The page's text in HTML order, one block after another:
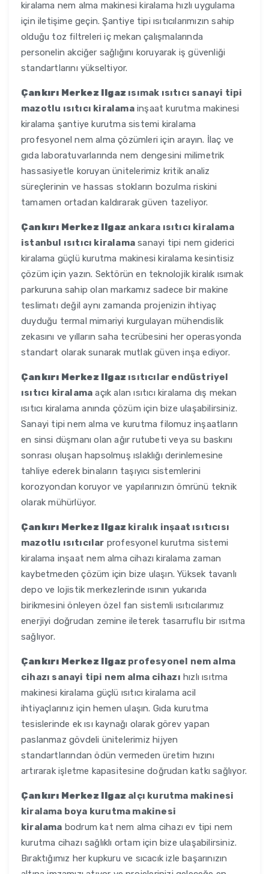
kiralama nem alma makinesi kiralama hızlı uygulama
için iletişime geçin. Şantiye tipi ısıtıcılarımızın sahip
olduğu toz filtreleri iç mekan çalışmalarında
personelin akciğer sağlığını koruyarak iş güvenliği
standartlarını yükseltiyor.
Çankırı Merkez Ilgaz ısımak ısıtıcı sanayi tipi
mazotlu ısıtıcı kiralamainşaat kurutma makinesi
kiralama şantiye kurutma sistemi kiralama
profesyonel nem alma çözümleri için arayın. İlaç ve
gıda laboratuvarlarında nem dengesini milimetrik
hassasiyetle koruyan ünitelerimiz kritik analiz
süreçlerinin ve hassas stokların bozulma riskini
tamamen ortadan kaldırarak güven tazeliyor.
Çankırı Merkez Ilgaz ankara ısıtıcı kiralama
istanbul ısıtıcı kiralama sanayi tipi nem giderici
kiralama güçlü kurutma makinesi kiralama kesintisiz
çözüm için yazın. Sektörün en teknolojik kiralık ısımak
parkuruna sahip olan markamız sadece bir makine
teslimatı değil aynı zamanda projenizin ihtiyaç
duyduğu termal mimariyi kurgulayan mühendislik
zekasını ve yılların saha tecrübesini her operasyonda
standart olarak sunarak mutlak güven inşa ediyor.
Çankırı Merkez Ilgaz ısıtıcılar endüstriyel
ısıtıcı kiralama açık alan ısıtıcı kiralama dış mekan
ısıtıcı kiralama anında çözüm için bize ulaşabilirsiniz.
Sanayi tipi nem alma ve kurutma filomuz inşaatların
en sinsi düşmanı olan ağır rutubeti veya su baskını
sonrası oluşan hapsolmuş ıslaklığı derinlemesine
tahliye ederek binaların taşıyıcı sistemlerini
korozyondan koruyor ve yapılarınızın ömrünü teknik
olarak mühürlüyor.
Çankırı Merkez Ilgaz kiralık inşaat ısıtıcısı
mazotlu ısıtıcılar profesyonel kurutma sistemi
kiralama inşaat nem alma cihazı kiralama zaman
kaybetmeden çözüm için bize ulaşın. Yüksek tavanlı
depo ve lojistik merkezlerinde ısının yukarıda
birikmesini önleyen özel fan sistemli ısıtıcılarımız
enerjiyi doğrudan zemine ileterek tasarruflu bir ısıtma
sağlıyor.
Çankırı Merkez Ilgaz profesyonel nem alma
cihazı sanayi tipi nem alma cihazı hızlı ısıtma
makinesi kiralama güçlü ısıtıcı kiralama acil
ihtiyaçlarınız için hemen ulaşın. Gıda kurutma
tesislerinde ek ısı kaynağı olarak görev yapan
paslanmaz gövdeli ünitelerimiz hijyen
standartlarından ödün vermeden üretim hızını
artırarak işletme kapasitesine doğrudan katkı sağlıyor.
Çankırı Merkez Ilgaz alçı kurutma makinesi
kiralama boya kurutma makinesi
kiralama bodrum kat nem alma cihazı ev tipi nem
kurutma cihazı sağlıklı ortam için bize ulaşabilirsiniz.
Bıraktığımız her kupkuru ve sıcacık izle başarınızın